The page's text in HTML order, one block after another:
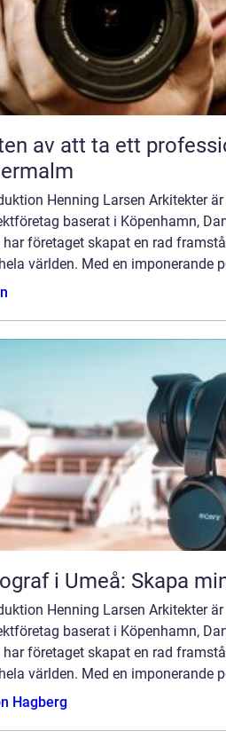
av att ta ett
Henning Larsen Arkitekter
baserat i Köpenhamn,
har företaget skapat en rad
världen. Med en imponerande
i Umeå: Skapa
Henning Larsen Arkitekter
baserat i Köpenhamn,
har företaget skapat en rad
världen. Med en imponerande
Hagberg